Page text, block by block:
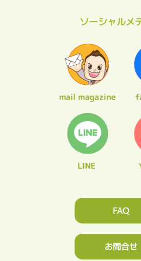
ソーシャルメ
FAQ
お問合せ